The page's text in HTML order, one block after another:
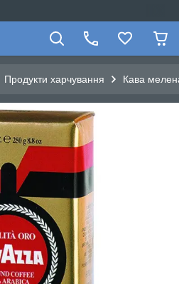
Продукти харчування Кава